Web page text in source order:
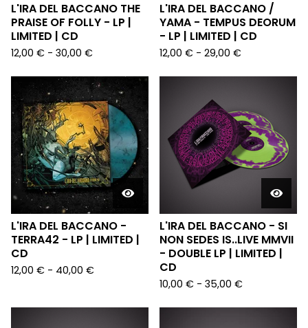
L'IRA DEL BACCANO THE
PRAISE OF FOLLY - LP |
LIMITED | CD
12,00 € - 30,00 €
L'IRA DEL BACCANO /
YAMA - TEMPUS DEORUM
- LP | LIMITED | CD
12,00 € - 29,00 €
L'IRA DEL BACCANO -
TERRA42 - LP | LIMITED |
CD
12,00 € - 40,00 €
L'IRA DEL BACCANO - SI
NON SEDES IS..LIVE MMVII
- DOUBLE LP | LIMITED |
CD
10,00 € - 35,00 €